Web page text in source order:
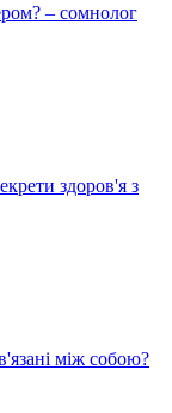
– сомнолог
здоров'я з
між собою?